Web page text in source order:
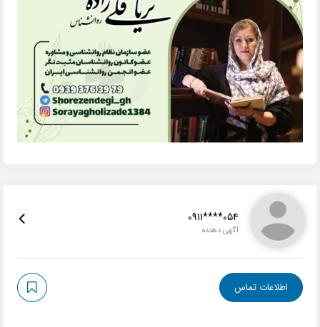
0911****054
آگهی دهنده
اطلاعات تماس